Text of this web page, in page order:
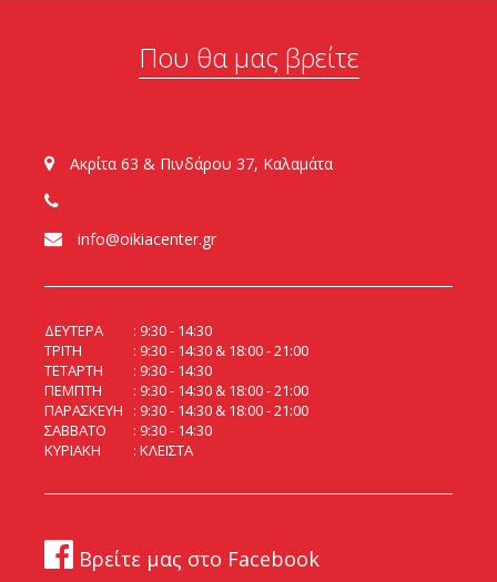
Που θα μας βρείτε
Ακρίτα 63 & Πινδάρου 37, Καλαμάτα
info@oikiacenter.gr
ΔΕΥΤΕΡΑ
9:30 - 14:30
ΤΡΙΤΗ
9:30 - 14:30 & 18:00 - 21:00
ΤΕΤΑΡΤΗ
9:30 - 14:30
ΠΕΜΠΤΗ
9:30 - 14:30 & 18:00 - 21:00
ΠΑΡΑΣΚΕΥΗ
9:30 - 14:30 & 18:00 - 21:00
ΣΑΒΒΑΤΟ
9:30 - 14:30
ΚΥΡΙΑΚΗ
ΚΛΕΙΣΤΑ
Βρείτε μας στο Facebook